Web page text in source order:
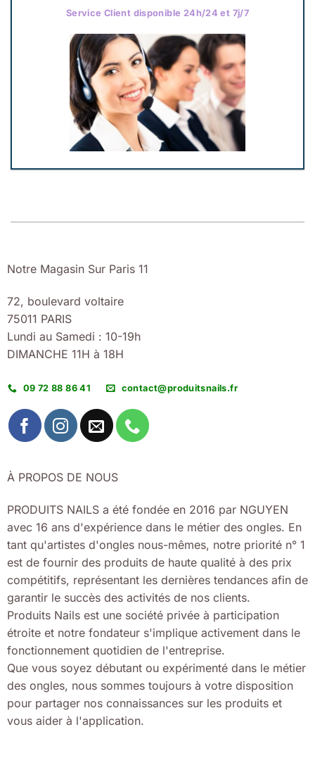
Service Client disponible 24h/24 et 7j/7
Notre Magasin Sur Paris 11
72, boulevard voltaire
75011 PARIS
Lundi au Samedi : 10-19h
DIMANCHE 11H à 18H
09 72 88 86 41 contact@produitsnails.fr
À PROPOS DE NOUS
PRODUITS NAILS a été fondée en 2016 par NGUYEN
avec 16 ans d'expérience dans le métier des ongles. En
tant qu'artistes d'ongles nous-mêmes, notre priorité n° 1
est de fournir des produits de haute qualité à des prix
compétitifs, représentant les dernières tendances afin de
garantir le succès des activités de nos clients.
Produits Nails est une société privée à participation
étroite et notre fondateur s'implique activement dans le
fonctionnement quotidien de l'entreprise.
Que vous soyez débutant ou expérimenté dans le métier
des ongles, nous sommes toujours à votre disposition
pour partager nos connaissances sur les produits et
vous aider à l'application.